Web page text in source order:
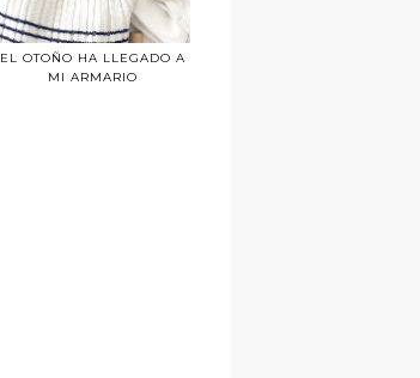
EL OTOÑO HA LLEGADO A
MI ARMARIO